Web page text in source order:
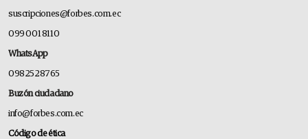
suscripciones@forbes.com.ec
099 001 8110
WhatsApp
0982528765
Buzón ciudadano
info@forbes.com.ec
Código de ética